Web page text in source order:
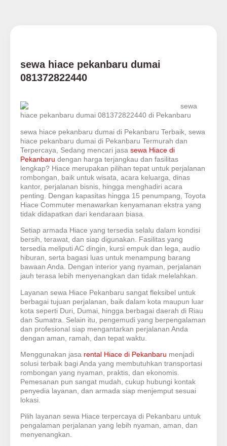
sewa hiace pekanbaru dumai
081372822440
sewa
hiace pekanbaru dumai 081372822440 di Pekanbaru
sewa hiace pekanbaru dumai di Pekanbaru Terbaik, sewa
hiace pekanbaru dumai di Pekanbaru Termurah dan
Terpercaya, Sedang mencari jasa sewa Hiace di
Pekanbaru dengan harga terjangkau dan fasilitas
lengkap? Hiace merupakan pilihan tepat untuk perjalanan
rombongan, baik untuk wisata, acara keluarga, dinas
kantor, perjalanan bisnis, hingga menghadiri acara
penting. Dengan kapasitas hingga 15 penumpang, Toyota
Hiace Commuter menawarkan kenyamanan ekstra yang
tidak didapatkan dari kendaraan biasa.
Setiap armada Hiace yang tersedia selalu dalam kondisi
bersih, terawat, dan siap digunakan. Fasilitas yang
tersedia meliputi AC dingin, kursi empuk dan lega, audio
hiburan, serta bagasi luas untuk menampung barang
bawaan Anda. Dengan interior yang nyaman, perjalanan
jauh terasa lebih menyenangkan dan tidak melelahkan.
Layanan sewa Hiace Pekanbaru sangat fleksibel untuk
berbagai tujuan perjalanan, baik dalam kota maupun luar
kota seperti Duri, Dumai, hingga berbagai daerah di Riau
dan Sumatra. Selain itu, pengemudi yang berpengalaman
dan profesional siap mengantarkan perjalanan Anda
dengan aman, ramah, dan tepat waktu.
Menggunakan jasa rental Hiace di Pekanbaru menjadi
solusi terbaik bagi Anda yang membutuhkan transportasi
rombongan yang nyaman, praktis, dan ekonomis.
Pemesanan pun sangat mudah, cukup hubungi kontak
penyedia layanan, dan armada siap menjemput sesuai
lokasi.
Pilih layanan sewa Hiace terpercaya di Pekanbaru untuk
pengalaman perjalanan yang lebih nyaman, aman, dan
menyenangkan.